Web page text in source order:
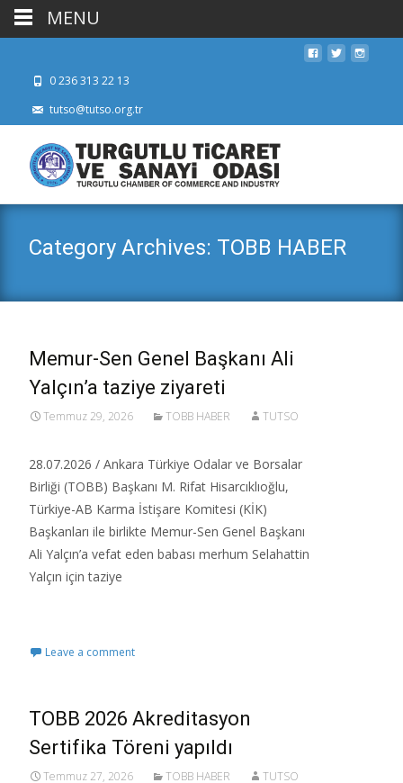
0 236 313 22 13
tutso@tutso.org.tr
Category Archives: TOBB HABER
Memur-Sen Genel Başkanı Ali
Yalçın’a taziye ziyareti
Temmuz 29, 2026 TOBB HABER TUTSO
28.07.2026 / Ankara Türkiye Odalar ve Borsalar
Birliği (TOBB) Başkanı M. Rifat Hisarcıklıoğlu,
Türkiye-AB Karma İstişare Komitesi (KİK)
Başkanları ile birlikte Memur-Sen Genel Başkanı
Ali Yalçın’a vefat eden babası merhum Selahattin
Yalçın için taziye
Leave a comment
TOBB 2026 Akreditasyon
Sertifika Töreni yapıldı
Temmuz 27, 2026 TOBB HABER TUTSO
MENU